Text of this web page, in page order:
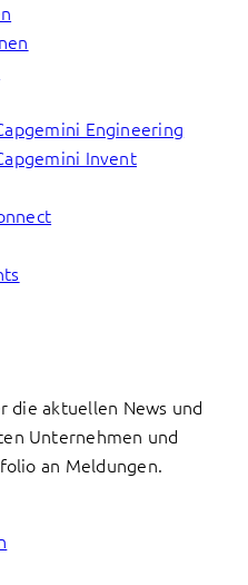
Engineering
Invent
die aktuellen News und
Unternehmen und
an Meldungen.